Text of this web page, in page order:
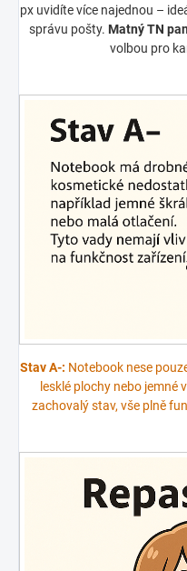
px uvidíte více najednou –
správu pošty. Matný TN
volbou pro
Stav A‑: Notebook nese
lesklé plochy nebo jemné
zachovalý stav, vše plně